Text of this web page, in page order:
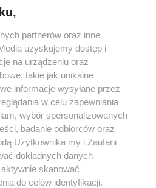
nie może być powielany i
w jakikolwiek sposób (w
na jakimkolwiek polu
włącznie z umieszczaniem w
praw. Jakiekolwiek użycie lub
lub w części z naruszeniem prawa,
pod groźbą kary i może być
partnerów oraz inne
uzyskujemy dostęp i
na urządzeniu oraz
takie jak unikalne
informacje wysyłane przez
w celu zapewniania
wybór spersonalizowanych
badanie odbiorców oraz
Użytkownika my i Zaufani
dokładnych danych
skanować
do celów identyfikacji.